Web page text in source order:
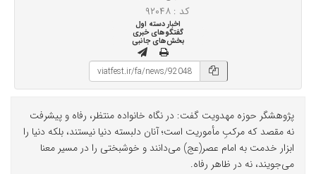
کد : ۹۲۰۴۸
اخبار دسته اول
گفتگوهای خبری
بخش‌های جانبی
پژوهشگر حوزه مهدویت گفت: در نگاه خانواده منتظر، رفاه و پیشرفت
نه مقصد که مرکبِ مأموریت است؛ آنان دلبسته دنیا نیستند، بلکه دنیا را
ابزار خدمت به امام عصر(عج) می‌دانند و خوشبختی را در مسیر معنا
می‌جویند، نه در ظاهر رفاه.